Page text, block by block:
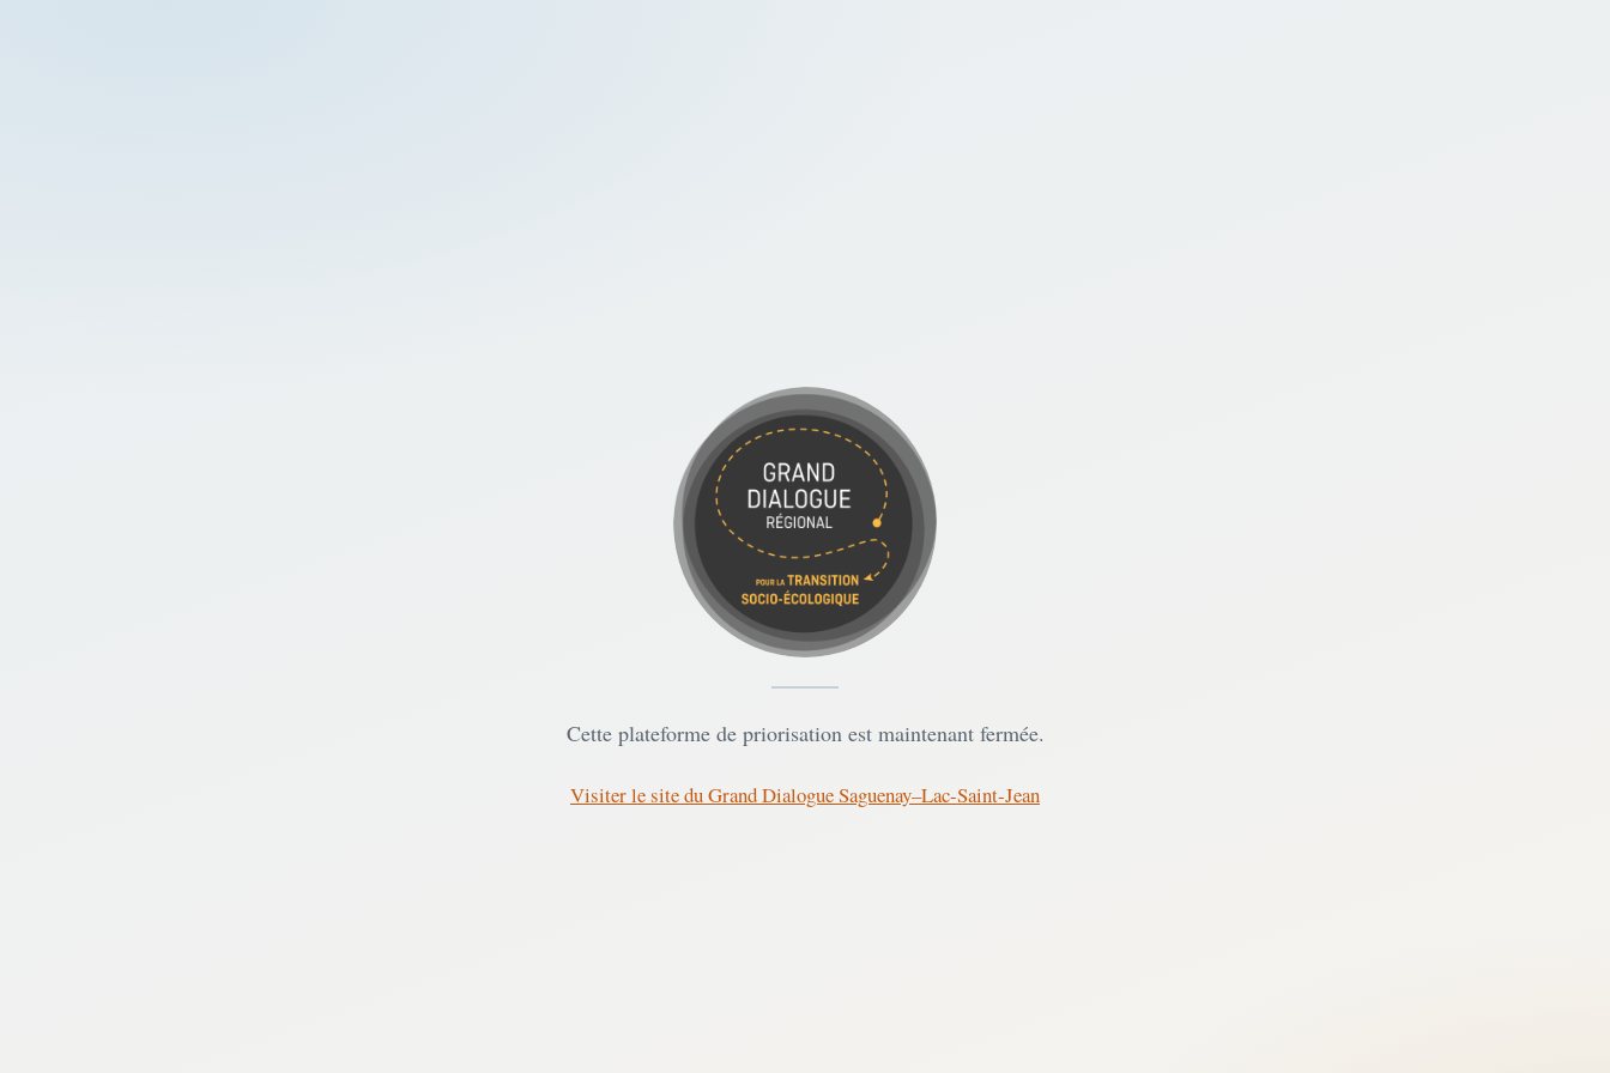
Cette plateforme de priorisation est maintenant fermée.
Visiter le site du Grand Dialogue Saguenay–Lac-Saint-Jean